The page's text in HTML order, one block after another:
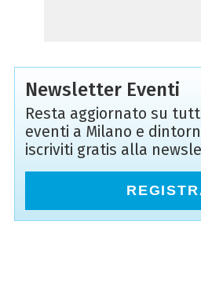
Newsletter Eventi
Resta aggiornato su
eventi a Milano e
iscriviti gratis alla